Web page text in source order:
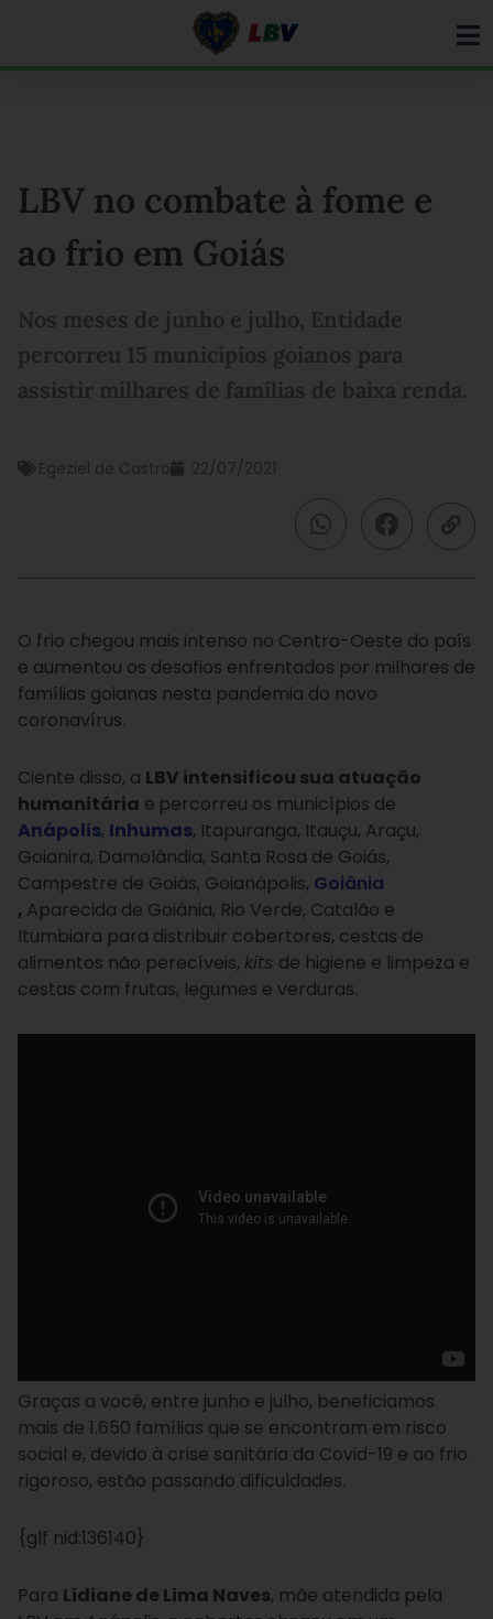
LBV no combate à fome e
ao frio em Goiás
Nos meses de junho e julho, Entidade
percorreu 15 municípios goianos para
assistir milhares de famílias de baixa renda.
Egeziel de Castro 22/07/2021
O frio chegou mais intenso no Centro-Oeste do país
e aumentou os desafios enfrentados por milhares de
famílias goianas nesta pandemia do novo
coronavírus.
Ciente disso, a LBV intensificou sua atuação
humanitária e percorreu os municípios de
Anápolis, Inhumas, Itapuranga, Itauçu, Araçu,
Goianira, Damolândia, Santa Rosa de Goiás,
Campestre de Goiás, Goianápolis, Goiânia
, Aparecida de Goiânia, Rio Verde, Catalão e
Itumbiara para distribuir cobertores, cestas de
alimentos não perecíveis, kits de higiene e limpeza e
cestas com frutas, legumes e verduras.
Graças a você, entre junho e julho, beneficiamos
mais de 1.650 famílias que se encontram em risco
social e, devido à crise sanitária da Covid-19 e ao frio
rigoroso, estão passando dificuldades.
{glf nid:136140}
Para Lidiane de Lima Naves, mãe atendida pela